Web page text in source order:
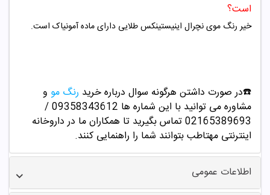
است؟
خیر رنگ موی نچرال اینیستینکس طلایی دارای ماده آمونیاک است.
☎️در صورت داشتن هرگونه سوال درباره خرید رنگ مو و
مشاوره می توانید با این شماره ها 09358343612 /
02165389693تماس بگیرید تا همکاران ما در داروخانه
اینترنتی مهتاطب بتوانند شما را راهنمایی کنند.
اطلاعات عمومی